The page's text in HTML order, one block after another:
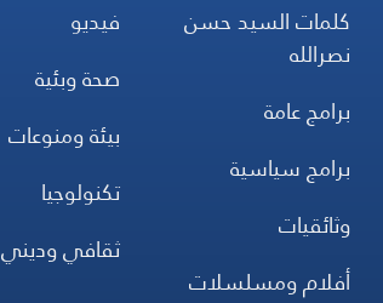
كلمات السيد حسن
نصرالله
برامج عامة
برامج سياسية
وثائقيات
أفلام ومسلسلات
فيديو
صحة وبئية
بيئة ومنوعات
تكنولوجيا
ثقافي وديني